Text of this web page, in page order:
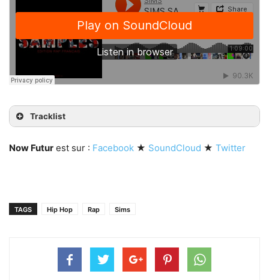
Tracklist
Now Futur est sur : Facebook ★ SoundCloud ★ Twitter
TAGS Hip Hop Rap Sims